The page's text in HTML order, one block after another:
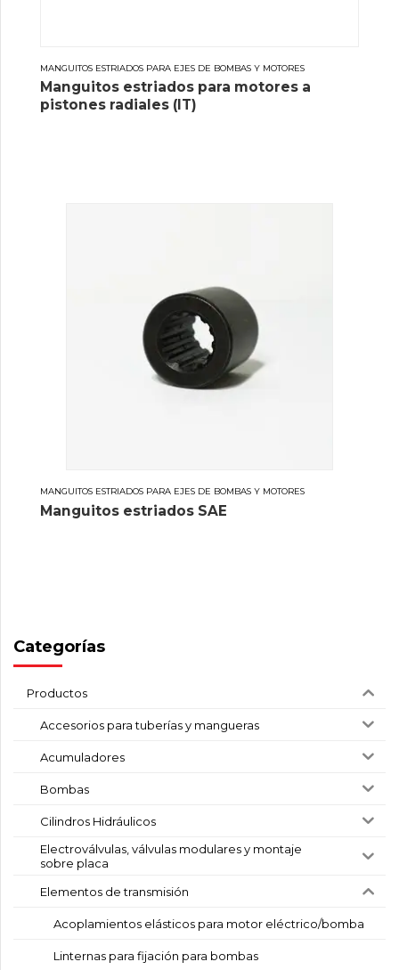
MANGUITOS ESTRIADOS PARA EJES DE BOMBAS Y MOTORES
Manguitos estriados para motores a
pistones radiales (IT)
MANGUITOS ESTRIADOS PARA EJES DE BOMBAS Y MOTORES
Manguitos estriados SAE
Categorías
Productos
Accesorios para tuberías y mangueras
Acumuladores
Bombas
Cilindros Hidráulicos
Electroválvulas, válvulas modulares y montaje
sobre placa
Elementos de transmisión
Acoplamientos elásticos para motor eléctrico/bomba
Linternas para fijación para bombas